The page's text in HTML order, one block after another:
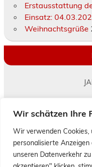
Wir schätzen Ihre
Wir verwenden Cookies,
personalisierte
unseren Datenverkehr
Erstausstattung
Einsatz:
Weihnachtsgrüße
1 2 3
8
9 10
15
16 17
22
23 24